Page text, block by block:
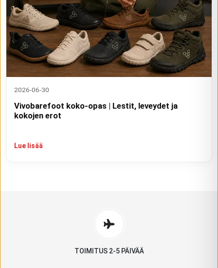
2026-06-30
Vivobarefoot koko-opas | Lestit, leveydet ja
kokojen erot
Lue lisää
TOIMITUS 2-5 PÄIVÄÄ